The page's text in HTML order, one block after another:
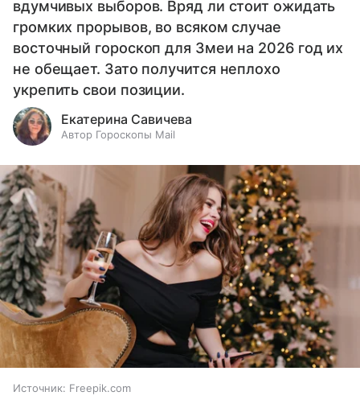
вдумчивых выборов. Вряд ли стоит ожидать
громких прорывов, во всяком случае
восточный гороскоп для Змеи на 2026 год их
не обещает. Зато получится неплохо
укрепить свои позиции.
Екатерина Савичева
Автор Гороскопы Mail
Источник: Freepik.com